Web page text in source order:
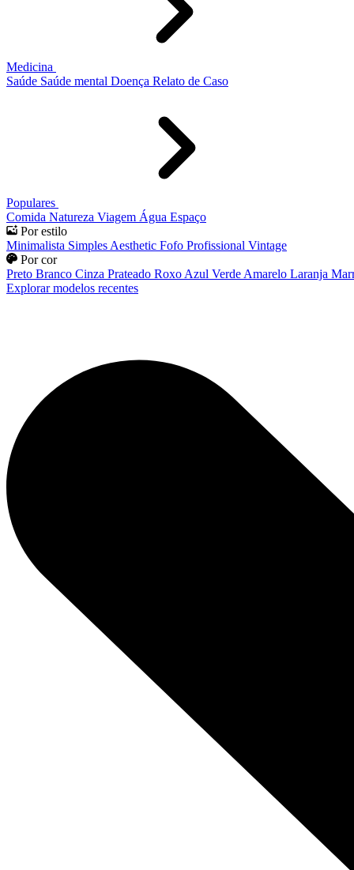
Medicina
Saúde Saúde mental Doença Relato de Caso
Populares
Comida Natureza Viagem Água Espaço
Por estilo
Minimalista Simples Aesthetic Fofo Profissional Vintage
Por cor
Preto Branco Cinza Prateado Roxo Azul Verde Amarelo Laranja
Explorar modelos recentes